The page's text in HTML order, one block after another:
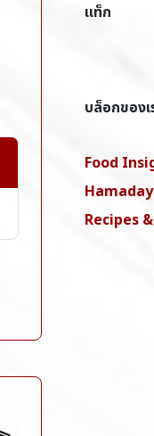
แท็ก
บล็อกของเ
Food
Recipes